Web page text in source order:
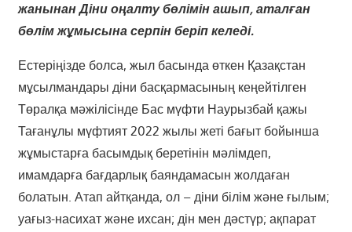
жанынан Діни оңалту бөлімін ашып, аталған
бөлім жұмысына серпін беріп келеді.
Естеріңізде болса, жыл басында өткен Қазақстан
мұсылмандары діни басқармасының кеңейтілген
Төралқа мәжілісінде Бас мүфти Наурызбай қажы
Тағанұлы мүфтият 2022 жылы жеті бағыт бойынша
жұмыстарға басымдық беретінін мәлімдеп,
имамдарға бағдарлық баяндамасын жолдаған
болатын. Атап айтқанда, ол – діни білім және ғылым;
уағыз-насихат және ихсан; дін мен дәстүр; ақпарат